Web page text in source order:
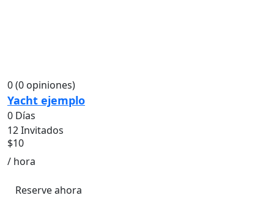
0(0 opiniones)
Yacht ejemplo
0 Días
12 Invitados
$10
/ hora
Reserve ahora